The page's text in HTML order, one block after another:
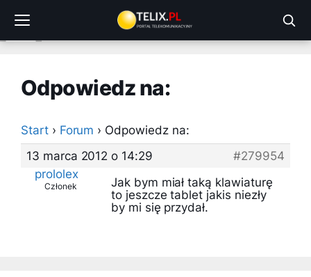
treści
Odpowiedz na:
Start › Forum › Odpowiedz na:
13 marca 2012 o 14:29
#279954
prololex
Członek
Jak bym miał taką klawiaturę
to jeszcze tablet jakis niezły
by mi się przydał.